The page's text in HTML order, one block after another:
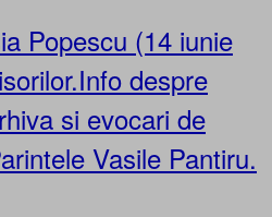
Popescu (14 iunie
despre
si evocari de
Vasile Pantiru.